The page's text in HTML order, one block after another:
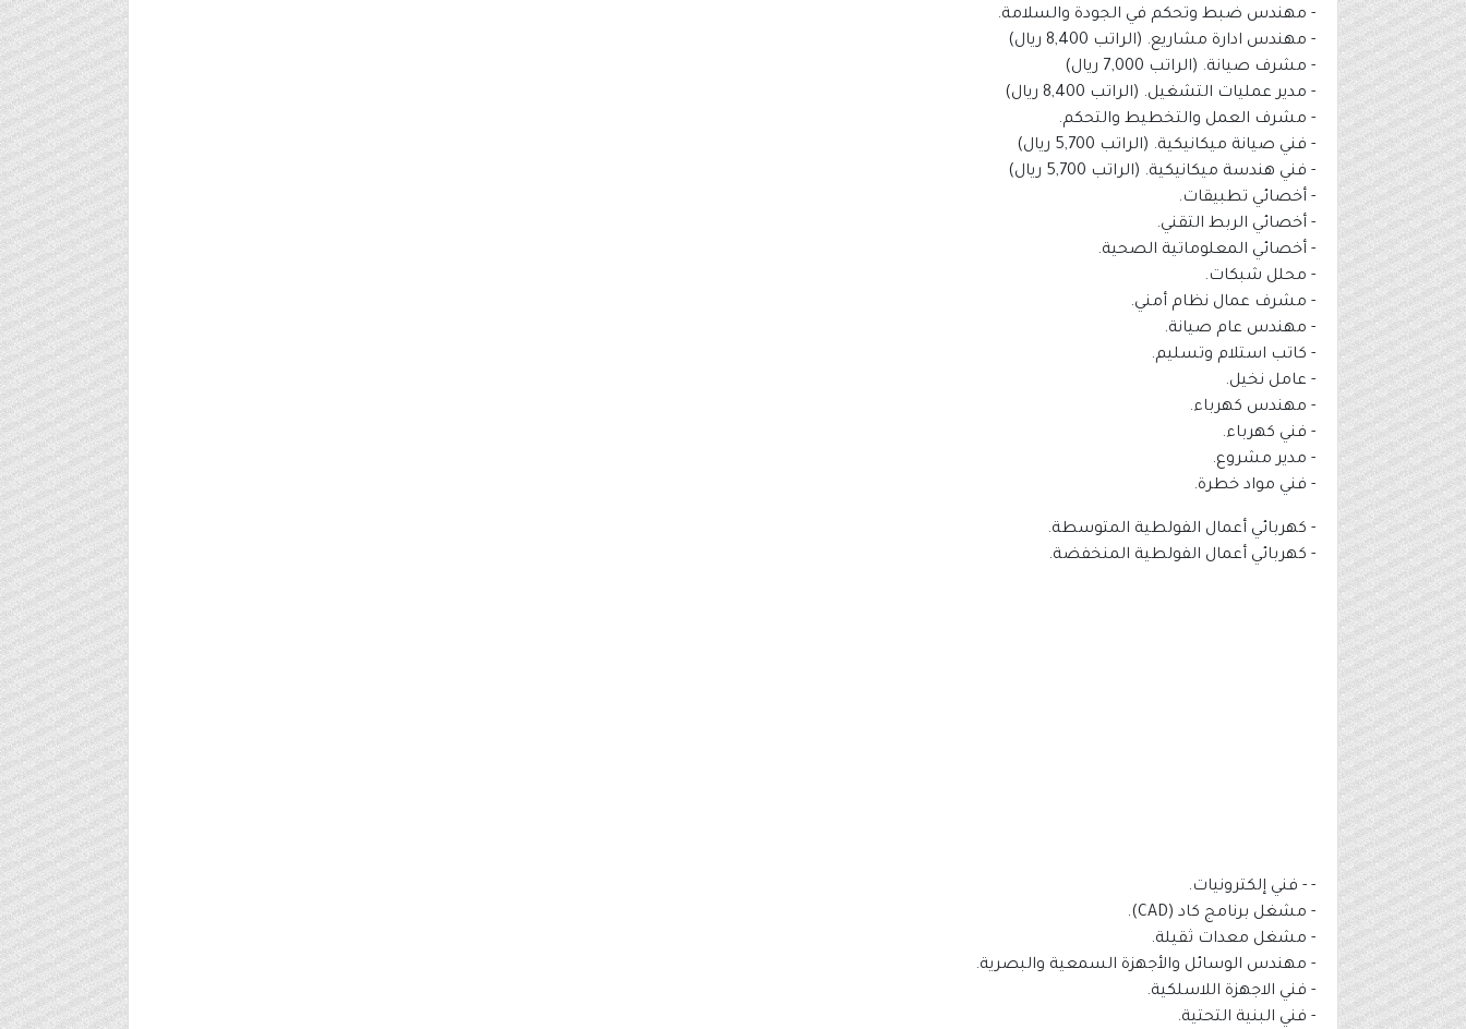
- مهندس ضبط وتحكم في الجودة والسلامة.
- مهندس ادارة مشاريع. (الراتب 8,400 ريال)
- مشرف صيانة. (الراتب 7,000 ريال)
- مدير عمليات التشغيل. (الراتب 8,400 ريال)
- مشرف العمل والتخطيط والتحكم.
- فني صيانة ميكانيكية. (الراتب 5,700 ريال)
- فني هندسة ميكانيكية. (الراتب 5,700 ريال)
- أخصائي تطبيقات.
- أخصائي الربط التقني.
- أخصائي المعلوماتية الصحية.
- محلل شبكات.
- مشرف عمال نظام أمني.
- مهندس عام صيانة.
- كاتب استلام وتسليم.
- عامل نخيل.
- مهندس كهرباء.
- فني كهرباء.
- مدير مشروع.
- فني مواد خطرة.
- كهربائي أعمال الفولطية المتوسطة.
- كهربائي أعمال الفولطية المنخفضة.
- - فني إلكترونيات.
- مشغل برنامج كاد (CAD).
- مشغل معدات ثقيلة.
- مهندس الوسائل والأجهزة السمعية والبصرية.
- فني الاجهزة اللاسلكية.
- فني البنية التحتية.